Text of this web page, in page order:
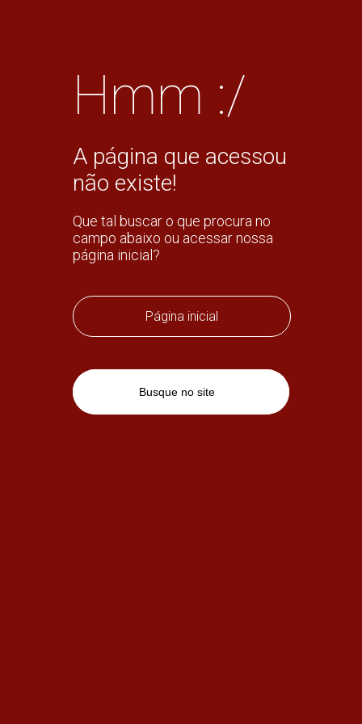
Hmm :/
A página que acessou
não existe!
Que tal buscar o que procura no
campo abaixo ou acessar nossa
página inicial?
Página inicial